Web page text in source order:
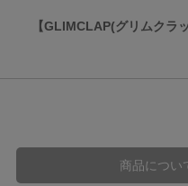
【GLIMCLAP(グリムクラ
商品につい